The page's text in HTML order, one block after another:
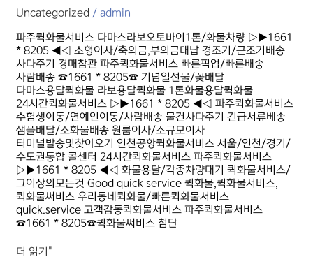
Uncategorized /admin
파주퀵화물서비스 다마스라보오토바이1톤/화물차량 ▷▶1661
* 8205 ◀◁ 소형이사/축의금,부의금대납 경조기/근조기배송
사다주기 경매참관 파주퀵화물서비스 빠른픽업/빠른배송
사람배송 ☎1661 * 8205☎ 기념일선물/꽃배달
다마스용달퀵화물 라보용달퀵화물 1톤화물용달퀵화물
24시간퀵화물서비스 ▷▶1661 * 8205 ◀◁ 파주퀵화물서비스
수험생이동/연예인이동/사람배송 물건사다주기 긴급서류베송
샘플배달/소화물배송 원룸이사/소규모이사
터미널발송및찾아오기 인천공항퀵화물서비스 서울/인천/경기/
수도권통합 콜센터 24시간퀵화물서비스 파주퀵화물서비스
▷▶1661 * 8205 ◀◁ 화물용달/각종차량대기 퀵화물서비스/
그이상의모든것 Good quick service 퀵화물,퀵화물서비스,
퀵화물써비스 우리동네퀵화물/빠른퀵화물서비스
quick.service 고객감동퀵화물서비스 파주퀵화물서비스
☎1661 * 8205☎퀵화물써비스 첨단
더 읽기"